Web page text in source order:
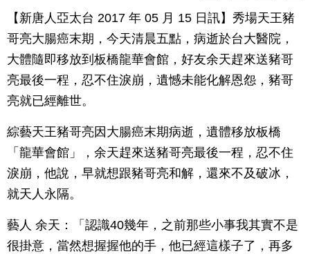
【新唐人亞太台 2017 年 05 月 15 日訊】秀場天王豬
哥亮大腸癌末期，今天清晨五點，病逝於台大醫院，
大體隨即移放到板橋龍華會館，好友余天趕來送豬哥
亮最後一程，忍不住淚崩，遺憾未能化解恩怨，豬哥
亮就已經離世。
綜藝天王豬哥亮因大腸癌末期病逝，遺體移放板橋
「龍華會館」，余天趕來送豬哥亮最後一程，忍不住
淚崩，他說，早就想跟豬哥亮和解，還來不及破冰，
就天人永隔。
藝人 余天：「認識40幾年，之前那些小事我其實不是
很掛意，當然想握握他的手，他已經這樣子了，再多